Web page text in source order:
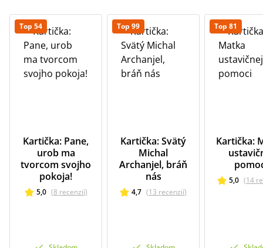
Top 54
Kartička: Pane,
urob ma
tvorcom svojho
pokoja!
5,0 (8 recenzií)
Top 99
Kartička: Svätý
Michal
Archanjel, bráň
nás
4,7 (13 recenzií)
Top 81
Kartička:
5,0 (14